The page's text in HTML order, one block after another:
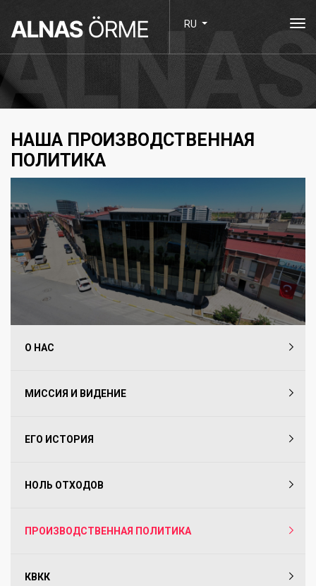
RU
НАША ПРОИЗВОДСТВЕННАЯ
ПОЛИТИКА
О НАС
МИССИЯ И ВИДЕНИЕ
ЕГО ИСТОРИЯ
НОЛЬ ОТХОДОВ
ПРОИЗВОДСТВЕННАЯ ПОЛИТИКА
КВКК